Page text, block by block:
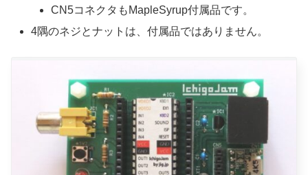
CN5コネクタもMapleSyrup付属品です。
4隅のネジとナットは、付属品ではありません。